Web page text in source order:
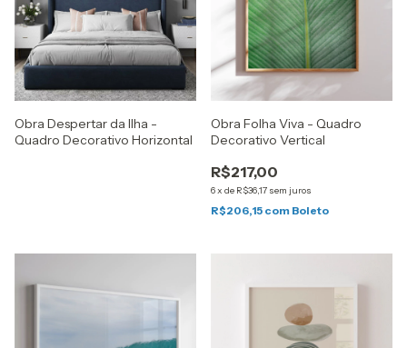
Obra Despertar da Ilha -
Quadro Decorativo Horizontal
Obra Folha Viva - Quadro
Decorativo Vertical
R$217,00
6x de R$36,17 sem juros
R$206,15 com Boleto